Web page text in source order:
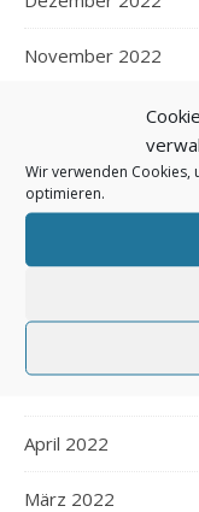
Wir verwenden Cookies,
optimieren.
November 2022
September 2022
August 2022
Juni 2022
April 2022
März 2022